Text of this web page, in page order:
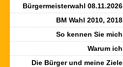
Bürgermeisterwahl 08.11.2026
BM Wahl 2010, 2018
So kennen Sie mich
Warum ich
Die Bürger und meine Ziele